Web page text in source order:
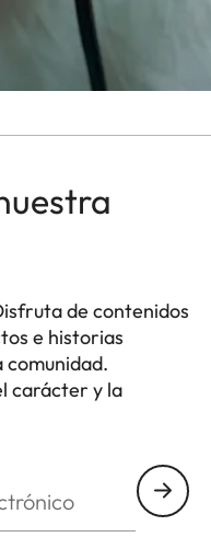
de contenidos
e historias
carácter y la